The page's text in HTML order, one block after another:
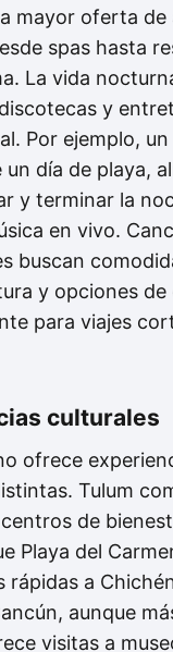
mayor oferta de
spas hasta
La vida
y
Por ejemplo,
día de playa,
y terminar la
en vivo.
buscan
y opciones de
para viajes
culturales
ofrece
Tulum
de
Playa del
rápidas a
aunque
visitas a